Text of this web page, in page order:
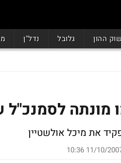
ההון גלובל נדל"ן
מונתה לסמנכ"ל
את מיכל אולשטיין
11/10/2007